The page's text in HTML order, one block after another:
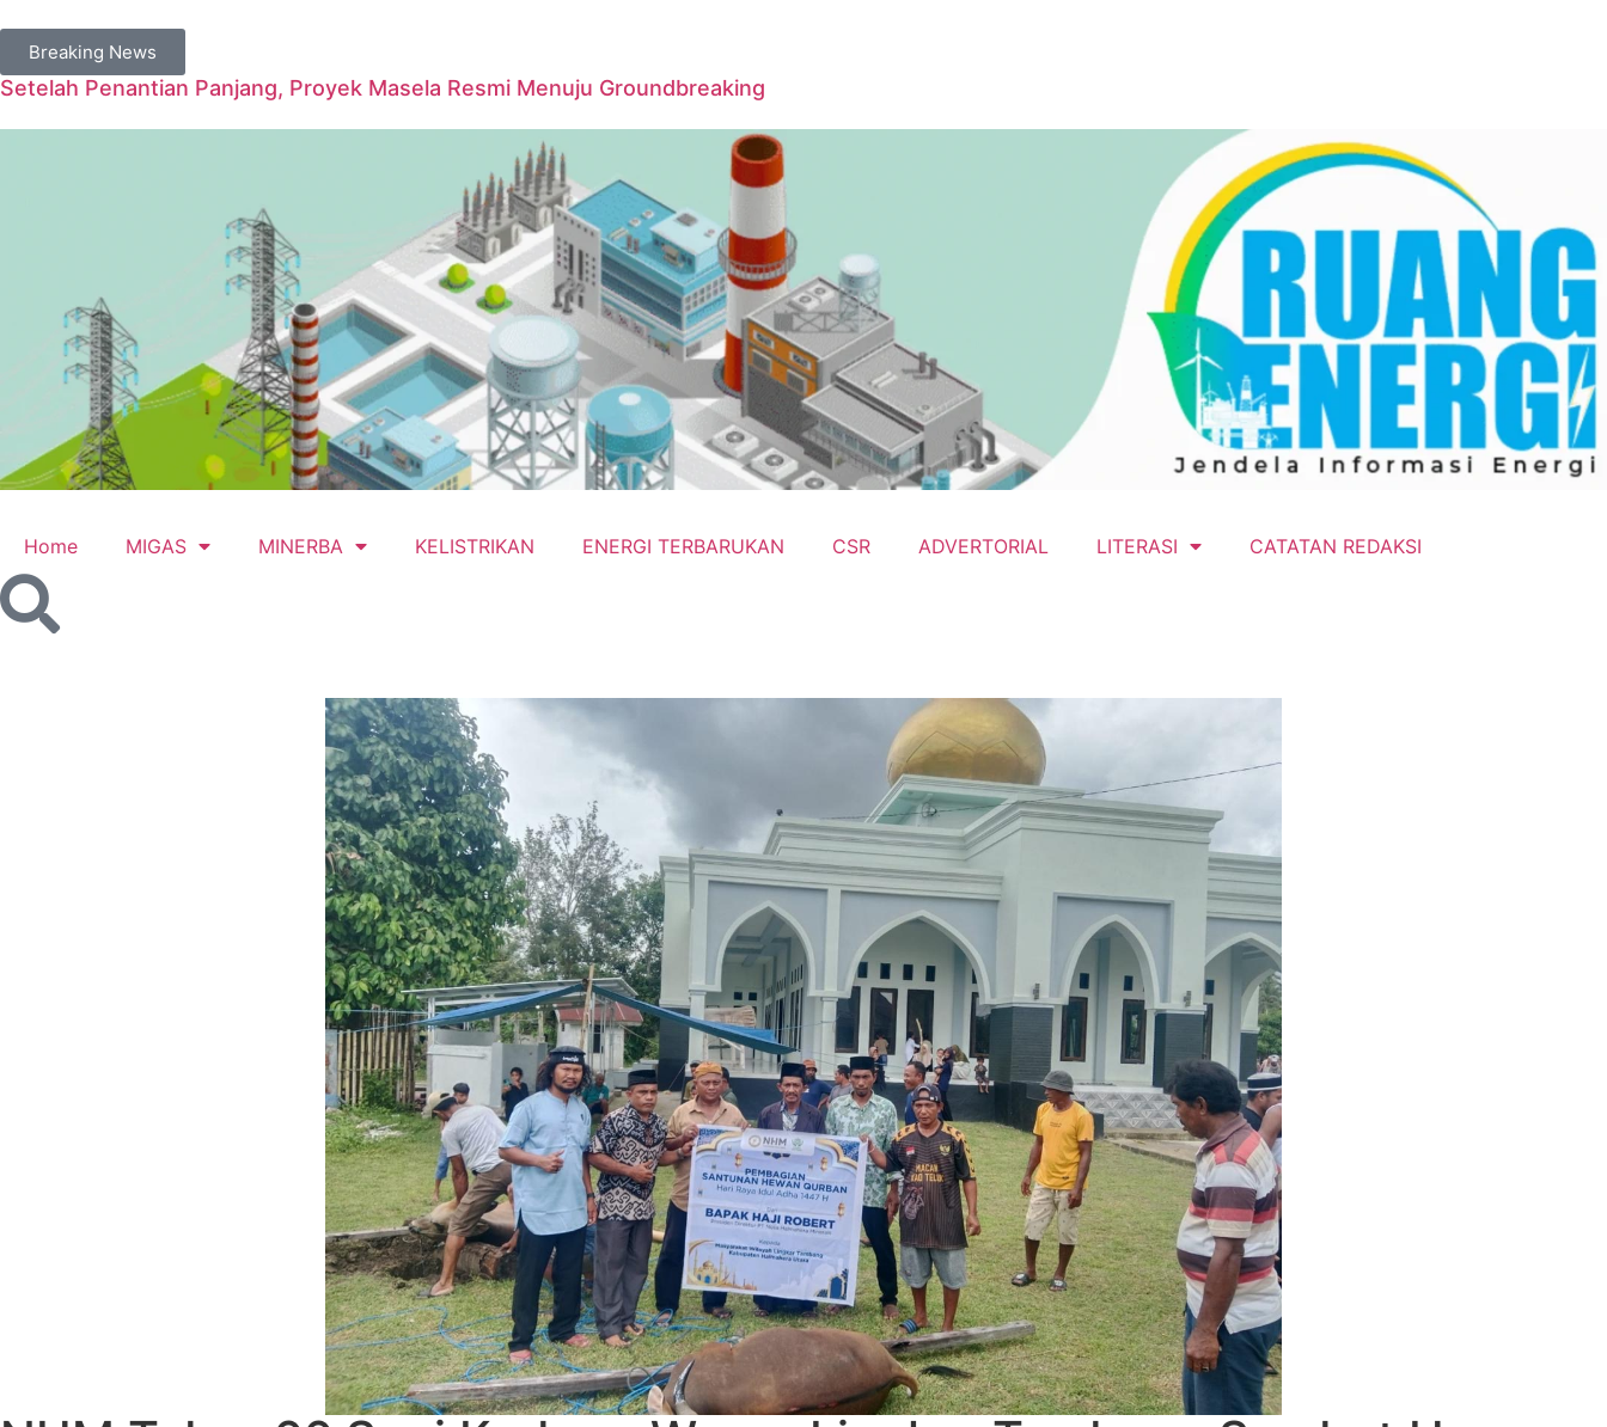
Breaking News
Setelah Penantian Panjang, Proyek Masela Resmi Menuju Groundbreaking
Home MIGAS MINERBA KELISTRIKAN ENERGI TERBARUKAN CSR ADVERTORIAL LITERASI CATATAN REDAKSI